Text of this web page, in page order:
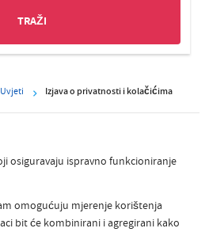
Uvjeti Izjava o privatnosti i kolačićima
osiguravaju ispravno funkcioniranje
omogućuju mjerenje korištenja
bit će kombinirani i agregirani kako